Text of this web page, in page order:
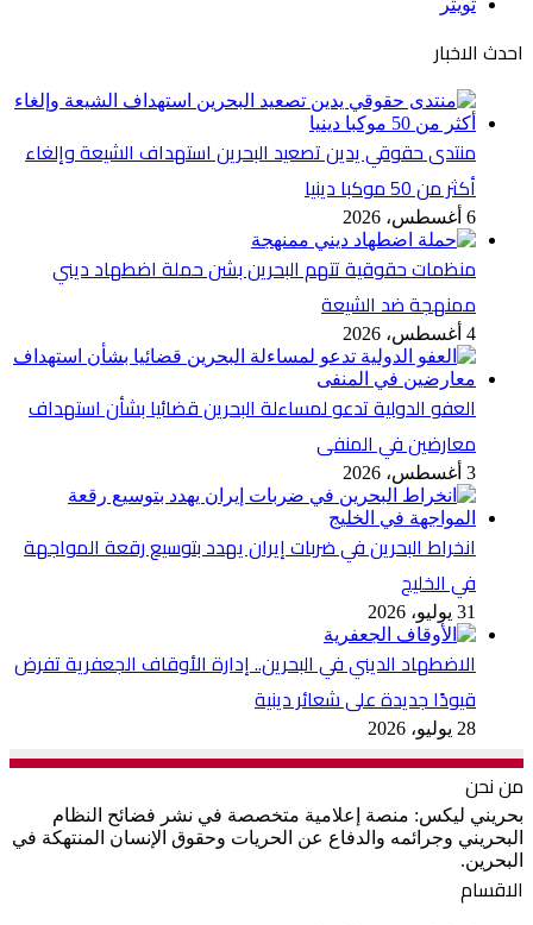
تويتر
احدث الاخبار
منتدى حقوقي يدين تصعيد البحرين استهداف الشيعة وإلغاء
أكثر من 50 موكبا دينيا
6 أغسطس، 2026
منظمات حقوقية تتهم البحرين بشن حملة اضطهاد ديني
ممنهجة ضد الشيعة
4 أغسطس، 2026
العفو الدولية تدعو لمساءلة البحرين قضائيا بشأن استهداف
معارضين في المنفى
3 أغسطس، 2026
انخراط البحرين في ضربات إيران يهدد بتوسيع رقعة المواجهة
في الخليج
31 يوليو، 2026
الاضطهاد الديني في البحرين.. إدارة الأوقاف الجعفرية تفرض
قيودًا جديدة على شعائر دينية
28 يوليو، 2026
من نحن
بحريني ليكس: منصة إعلامية متخصصة في نشر فضائح النظام
البحريني وجرائمه والدفاع عن الحريات وحقوق الإنسان المنتهكة في
البحرين.
الاقسام